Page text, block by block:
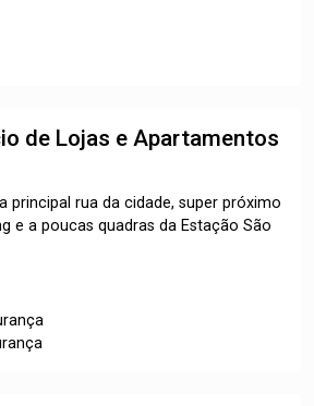
de Lojas e Apartamentos
principal rua da cidade, super próximo
e a poucas quadras da Estação São